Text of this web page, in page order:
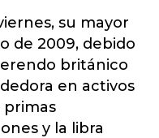
su mayor
de 2009, debido
británico
en activos
primas
y la libra